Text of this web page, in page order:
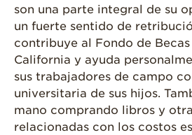
son una parte integral de su
un fuerte sentido de
contribuye al Fondo de Becas
California y ayuda
sus trabajadores de campo
universitaria de sus hijos.
mano comprando libros y
relacionadas con los costos